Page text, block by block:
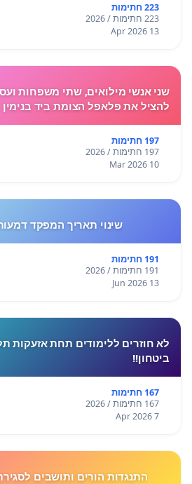
223 חתימות
223 חתימות / 2026
13 Apr 2026
שני אנשי מילואים, שתי משפחות
להציל את פלאפל הצומת ביד בנימין
197 חתימות
197 חתימות / 2026
10 Mar 2026
שינוי תאריך המפקד דמעות
191 חתימות
191 חתימות / 2026
13 Jun 2026
לא חוזרים ללימודים תחת אזעקות
ביטחון!!
167 חתימות
167 חתימות / 2026
7 Apr 2026
התנגדות הורים ותושבים